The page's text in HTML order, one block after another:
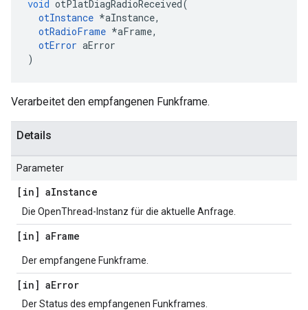
void otPlatDiagRadioReceived(
otInstance *aInstance,
otRadioFrame *aFrame,
otError aError
)
Verarbeitet den empfangenen Funkframe.
Details
Parameter
[in] aInstance
Die OpenThread-Instanz für die aktuelle Anfrage.
[in] aFrame
Der empfangene Funkframe.
[in] aError
Der Status des empfangenen Funkframes.